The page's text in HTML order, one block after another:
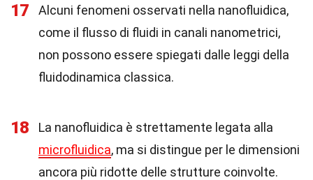
17
Alcuni fenomeni osservati nella nanofluidica,
come il flusso di fluidi in canali nanometrici,
non possono essere spiegati dalle leggi della
fluidodinamica classica.
18
La nanofluidica è strettamente legata alla
microfluidica, ma si distingue per le dimensioni
ancora più ridotte delle strutture coinvolte.